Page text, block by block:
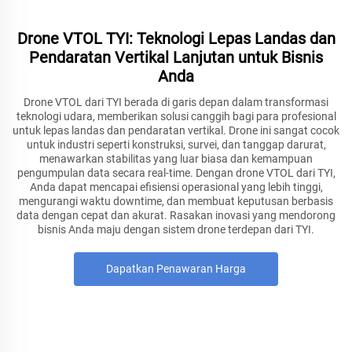
Drone VTOL TYI: Teknologi Lepas Landas dan
Pendaratan Vertikal Lanjutan untuk Bisnis
Anda
Drone VTOL dari TYI berada di garis depan dalam transformasi
teknologi udara, memberikan solusi canggih bagi para profesional
untuk lepas landas dan pendaratan vertikal. Drone ini sangat cocok
untuk industri seperti konstruksi, survei, dan tanggap darurat,
menawarkan stabilitas yang luar biasa dan kemampuan
pengumpulan data secara real-time. Dengan drone VTOL dari TYI,
Anda dapat mencapai efisiensi operasional yang lebih tinggi,
mengurangi waktu downtime, dan membuat keputusan berbasis
data dengan cepat dan akurat. Rasakan inovasi yang mendorong
bisnis Anda maju dengan sistem drone terdepan dari TYI.
Dapatkan Penawaran Harga